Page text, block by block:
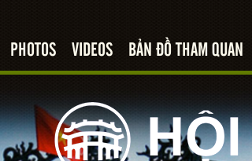
PHOTOS VIDEOS BẢN ĐỒ THAM QUAN